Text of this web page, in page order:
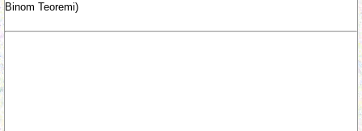
Binom Teoremi)